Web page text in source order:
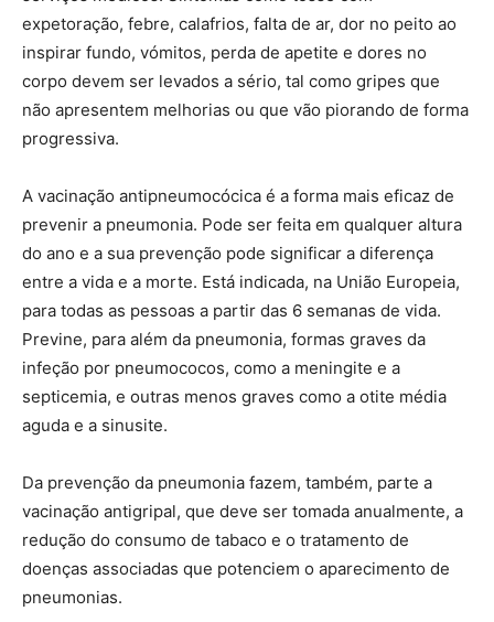
expetoração, febre, calafrios, falta de ar, dor no peito ao
inspirar fundo, vómitos, perda de apetite e dores no
corpo devem ser levados a sério, tal como gripes que
não apresentem melhorias ou que vão piorando de forma
progressiva.
A vacinação antipneumocócica é a forma mais eficaz de
prevenir a pneumonia. Pode ser feita em qualquer altura
do ano e a sua prevenção pode significar a diferença
entre a vida e a morte. Está indicada, na União Europeia,
para todas as pessoas a partir das 6 semanas de vida.
Previne, para além da pneumonia, formas graves da
infeção por pneumococos, como a meningite e a
septicemia, e outras menos graves como a otite média
aguda e a sinusite.
Da prevenção da pneumonia fazem, também, parte a
vacinação antigripal, que deve ser tomada anualmente, a
redução do consumo de tabaco e o tratamento de
doenças associadas que potenciem o aparecimento de
pneumonias.